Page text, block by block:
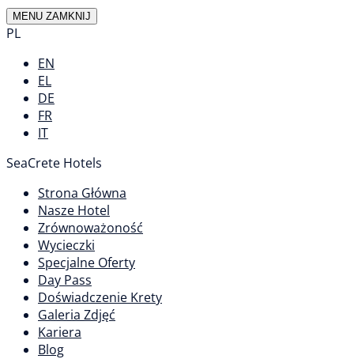
MENU ZAMKNIJ
PL
EN
EL
DE
FR
IT
SeaCrete Hotels
Strona Główna
Nasze Hotel
Zrównoważoność
Wycieczki
Specjalne Oferty
Day Pass
Doświadczenie Krety
Galeria Zdjęć
Kariera
Blog